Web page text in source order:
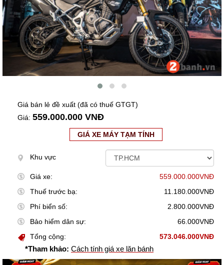
Giá bán lẻ đề xuất (đã có thuế GTGT)
Giá: 559.000.000 VNĐ
GIÁ XE MÁY TẠM TÍNH
Khu vực
Giá xe:
559.000.000VNĐ
Thuế trước bạ:
11.180.000VNĐ
Phí biển số:
2.800.000VNĐ
Bảo hiểm dân sự:
66.000VNĐ
Tổng cộng:
573.046.000VNĐ
*Tham khảo: Cách tính giá xe lăn bánh